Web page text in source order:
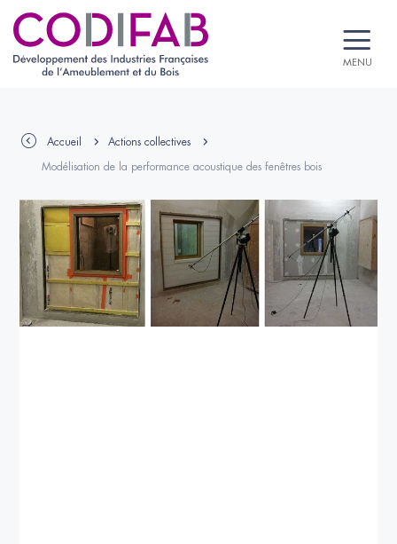
MENU
Accueil Actions collectives
Modélisation de la performance acoustique des fenêtres bois